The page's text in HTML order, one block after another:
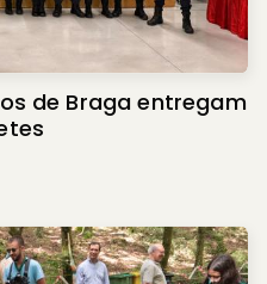
de Braga entregam